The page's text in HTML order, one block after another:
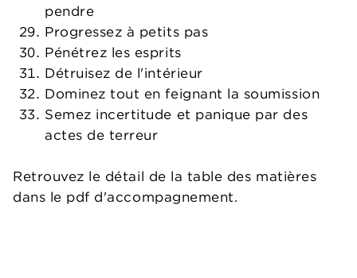
pendre
Progressez à petits pas
Pénétrez les esprits
Détruisez de l'intérieur
Dominez tout en feignant la soumission
Semez incertitude et panique par des
actes de terreur
Retrouvez le détail de la table des matières
dans le pdf d'accompagnement.